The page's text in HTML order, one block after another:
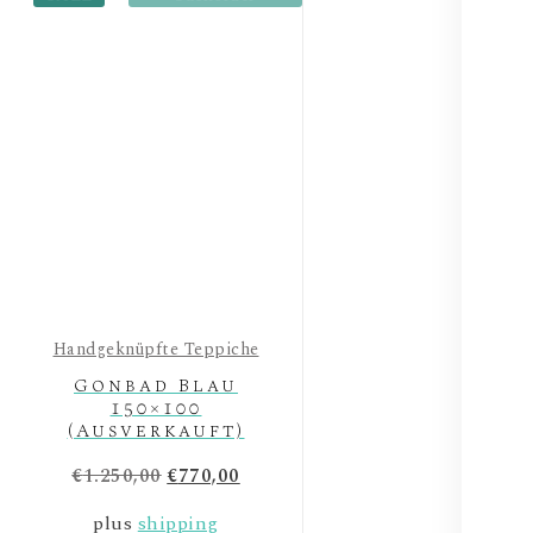
Handgeknüpfte Teppiche
Gonbad Blau
150×100
(Ausverkauft)
€1.250,00Original
€770,00
plusshipping